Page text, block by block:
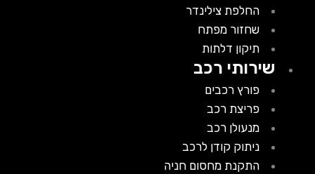
החלפת צילינדר
שחזור מפתח
תיקון דלתות
שירותי רכב
פורץ רכבים
פריצת רכב
מנעולן רכב
ניתוק קודן לרכב
התקנת מחסום חניה